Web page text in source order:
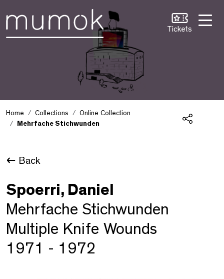
Tickets
Home Collections
Online Collection
Mehrfache Stichwunden
Back
Spoerri, Daniel
Mehrfache Stichwunden
Multiple Knife Wounds
1971 - 1972